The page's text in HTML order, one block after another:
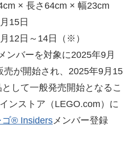
× 長さ64cm × 幅23cm
15日
12日～14日（※）
ンバーを対象に2025年9月
売が開始され、2025年9月15
して一般発売開始となるこ
ンストア（LEGO.com）に
ゴ® Insidersメンバー登録